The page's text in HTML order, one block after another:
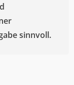
sinnvoll.